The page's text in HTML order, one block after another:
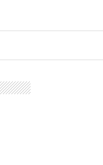
de ajutorul nostru!